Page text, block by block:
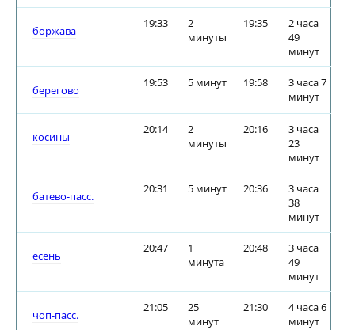
боржава
19:33
2
минуты
19:35
2 часа
49
минут
берегово
19:53 5 минут 19:58
3 часа 7
минут
косины
20:14
2
минуты
20:16
3 часа
23
минут
батево-пасс.
20:31 5 минут 20:36
3 часа
38
минут
есень
20:47
1
минута
20:48
3 часа
49
минут
чоп-пасс.
21:05
25
минут
21:30
4 часа 6
минут